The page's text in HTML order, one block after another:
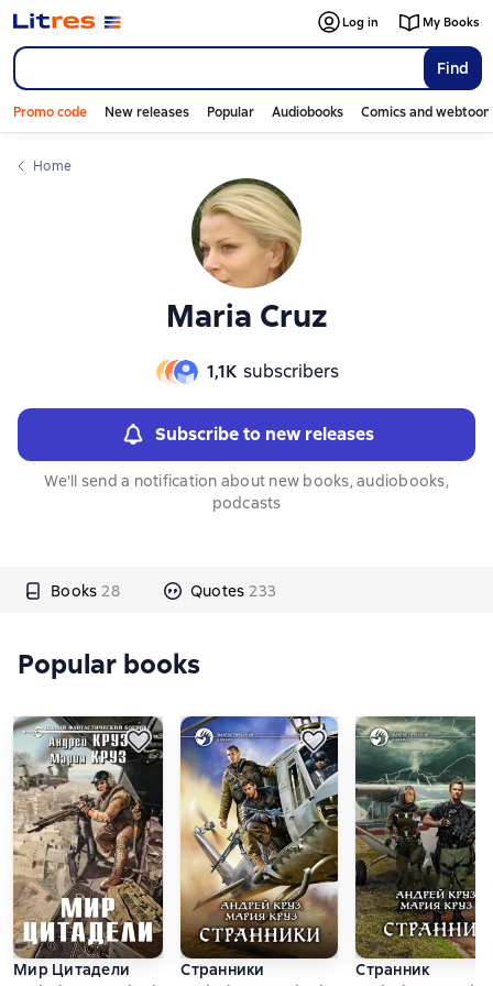
Find
Log in My Books
Promo code New releases Popular Audiobooks Comics and
Home
Maria Cruz
1,1К subscribers
Subscribe to new releases
We'll send a notification about new books, audiobooks,
podcasts
Books 28 Quotes 233
Слайдер с книгами
Popular books
Мир Цитадели
Странники
Странник
Слайдер с книгами